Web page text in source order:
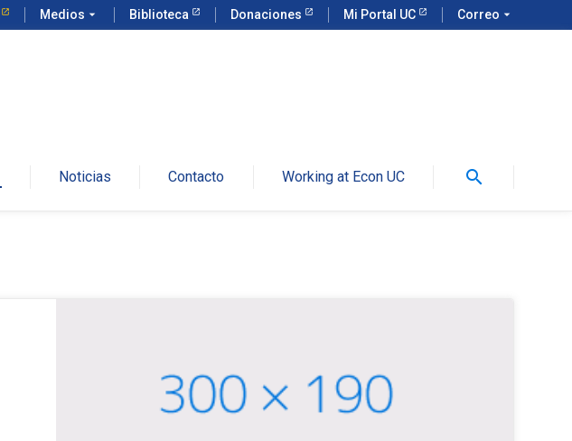
Medios arrow_drop_down Biblioteca Donaciones Mi Portal UC Correo arrow_drop_down
Noticias Contacto Working at Econ UC search